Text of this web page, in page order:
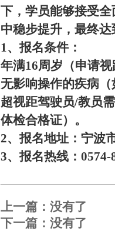
下，学员能够接受
中稳步提升，最终
1、报名条件：
年满16周岁（申请
无影响操作的疾病
超视距驾驶员/教员
体检合格证）。
2、报名地址：宁波
3、报名热线：0574-
上一篇：没有了
下一篇：没有了